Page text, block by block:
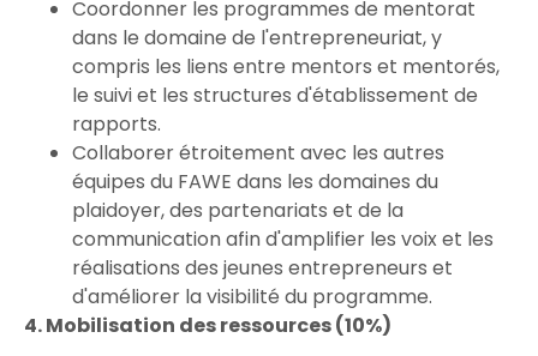
Coordonner les programmes de mentorat
dans le domaine de l'entrepreneuriat, y
compris les liens entre mentors et mentorés,
le suivi et les structures d'établissement de
rapports.
Collaborer étroitement avec les autres
équipes du FAWE dans les domaines du
plaidoyer, des partenariats et de la
communication afin d'amplifier les voix et les
réalisations des jeunes entrepreneurs et
d'améliorer la visibilité du programme.
4. Mobilisation des ressources (10%)